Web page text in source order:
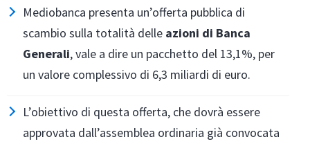
Mediobanca presenta un’offerta pubblica di
scambio sulla totalità delle azioni di Banca
Generali, vale a dire un pacchetto del 13,1%, per
un valore complessivo di 6,3 miliardi di euro.
L’obiettivo di questa offerta, che dovrà essere
approvata dall’assemblea ordinaria già convocata